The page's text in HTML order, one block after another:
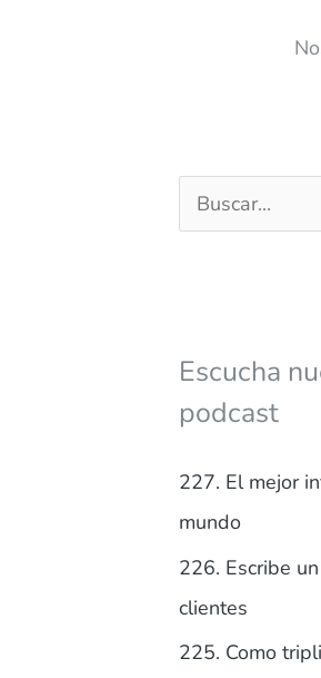
u
a
p
o
r
:
Escucha
podcast
227. El mejor
mundo
226. Escribe
clientes
225. Como